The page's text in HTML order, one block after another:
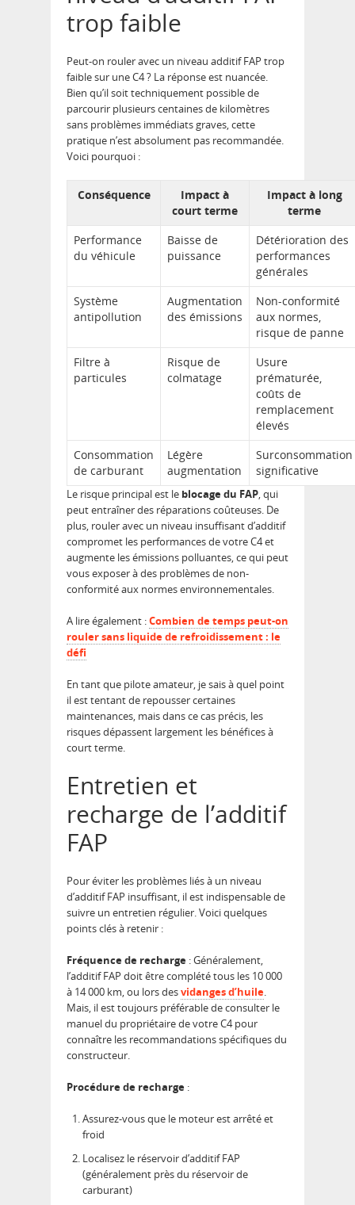
trop faible
Peut-on rouler avec un niveau additif FAP trop
faible sur une C4 ? La réponse est nuancée.
Bien qu’il soit techniquement possible de
parcourir plusieurs centaines de kilomètres
sans problèmes immédiats graves, cette
pratique n’est absolument pas recommandée.
Voici pourquoi :
Conséquence
Impact à
court terme
Impact à long
terme
Performance
du véhicule
Baisse de
puissance
Détérioration des
performances
générales
Système
antipollution
Augmentation
des émissions
Non-conformité
aux normes,
risque de panne
Filtre à
particules
Risque de
colmatage
Usure
prématurée,
coûts de
remplacement
élevés
Consommation
de carburant
Légère
augmentation
Surconsommation
significative
Le risque principal est le blocage du FAP, qui
peut entraîner des réparations coûteuses. De
plus, rouler avec un niveau insuffisant d’additif
compromet les performances de votre C4 et
augmente les émissions polluantes, ce qui peut
vous exposer à des problèmes de non-
conformité aux normes environnementales.
A lire également :Combien de temps peut-on
rouler sans liquide de refroidissement : le
défi
En tant que pilote amateur, je sais à quel point
il est tentant de repousser certaines
maintenances, mais dans ce cas précis, les
risques dépassent largement les bénéfices à
court terme.
Entretien et
recharge de l’additif
FAP
Pour éviter les problèmes liés à un niveau
d’additif FAP insuffisant, il est indispensable de
suivre un entretien régulier. Voici quelques
points clés à retenir :
Fréquence de recharge : Généralement,
l’additif FAP doit être complété tous les 10 000
à 14 000 km, ou lors desvidanges d’huile.
Mais, il est toujours préférable de consulter le
manuel du propriétaire de votre C4 pour
connaître les recommandations spécifiques du
constructeur.
Procédure de recharge :
Assurez-vous que le moteur est arrêté et
froid
Localisez le réservoir d’additif FAP
(généralement près du réservoir de
carburant)